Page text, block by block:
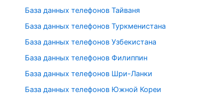
База данных телефонов Тайваня
База данных телефонов Туркменистана
База данных телефонов Узбекистана
База данных телефонов Филиппин
База данных телефонов Шри-Ланки
База данных телефонов Южной Кореи